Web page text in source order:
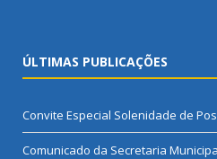
ÚLTIMAS PUBLICAÇÕES
Convite Especial Solenidade de
Comunicado da Secretaria